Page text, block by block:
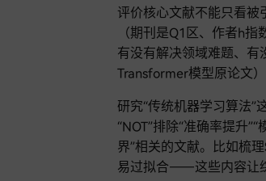
评价核心文献不能只看被
（期刊是Q1区、作者h
有没有解决领域难题、有
Transformer模型原论文
研究“传统机器学习算法”
“NOT”排除“准确率提升
界”相关的文献。比如梳
易过拟合——这些内容让